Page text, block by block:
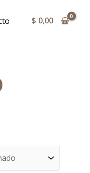
$ 0,00